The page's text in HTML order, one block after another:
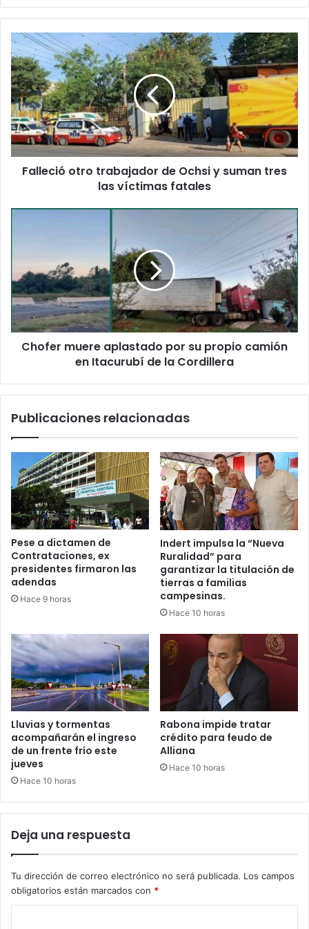
Falleció otro trabajador de Ochsi y suman tres
las víctimas fatales
Chofer muere aplastado por su propio camión
en Itacurubí de la Cordillera
Publicaciones relacionadas
Pese a dictamen de
Contrataciones, ex
presidentes firmaron las
adendas
Hace 9 horas
Indert impulsa la “Nueva
Ruralidad” para
garantizar la titulación de
tierras a familias
campesinas.
Hace 10 horas
Lluvias y tormentas
acompañarán el ingreso
de un frente frío este
jueves
Hace 10 horas
Rabona impide tratar
crédito para feudo de
Alliana
Hace 10 horas
Deja una respuesta
Tu dirección de correo electrónico no será publicada. Los campos
obligatorios están marcados con *